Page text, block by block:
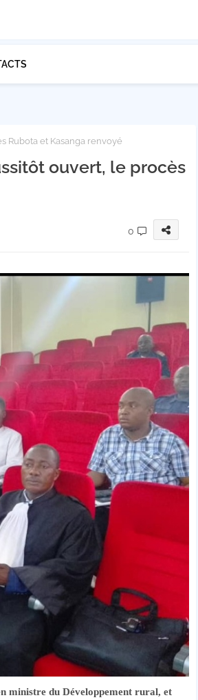
Rubota et Kasanga renvoyé
ouvert, le procès
0
ministre du Développement rural, et